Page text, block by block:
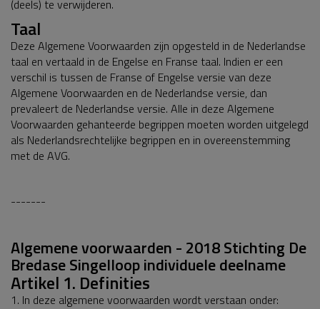
(deels) te verwijderen.
Taal
Deze Algemene Voorwaarden zijn opgesteld in de Nederlandse
taal en vertaald in de Engelse en Franse taal. Indien er een
verschil is tussen de Franse of Engelse versie van deze
Algemene Voorwaarden en de Nederlandse versie, dan
prevaleert de Nederlandse versie. Alle in deze Algemene
Voorwaarden gehanteerde begrippen moeten worden uitgelegd
als Nederlandsrechtelijke begrippen en in overeenstemming
met de AVG.
-------
Algemene voorwaarden - 2018 Stichting De
Bredase Singelloop individuele deelname
Artikel 1. Definities
1. In deze algemene voorwaarden wordt verstaan onder: